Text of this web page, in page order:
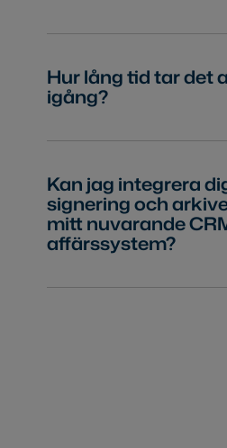
Hur lång tid tar det
igång?
Kan jag integrera
signering och
mitt nuvarande
affärssystem?